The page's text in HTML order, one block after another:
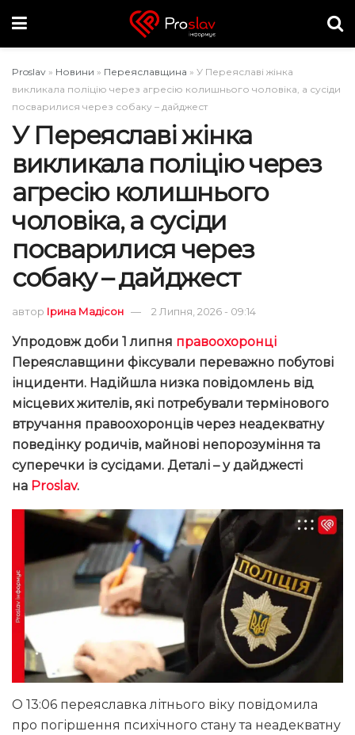
Proslav » Новини » Переяславщина » У Переяславі жінка
викликала поліцію через агресію колишнього чоловіка, а сусіди
посварилися через собаку – дайджест
У Переяславі жінка
викликала поліцію через
агресію колишнього
чоловіка, а сусіди
посварилися через
собаку – дайджест
автор Ірина Мадісон 2 Липня, 2026 - 09:14
Упродовж доби 1 липня правоохоронці
Переяславщини фіксували переважно побутові
інциденти. Надійшла низка повідомлень від
місцевих жителів, які потребували термінового
втручання правоохоронців через неадекватну
поведінку родичів, майнові непорозуміння та
суперечки із сусідами. Деталі – у дайджесті
на Proslav.
О 13:06 переяславка літнього віку повідомила
про погіршення психічного стану та неадекватну